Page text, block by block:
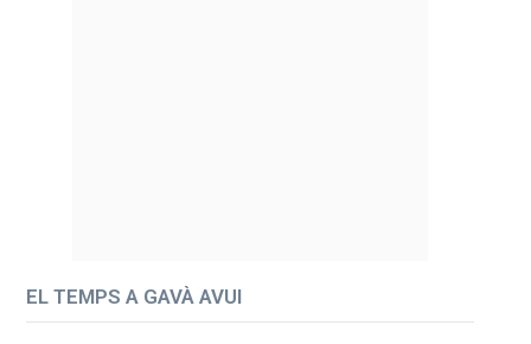
EL TEMPS A GAVÀ AVUI